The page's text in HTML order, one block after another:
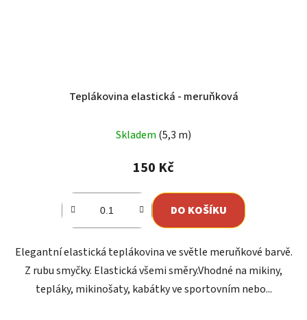
Teplákovina elastická - meruňková
Skladem (5,3 m)
150 Kč
DO KOŠÍKU
Elegantní elastická teplákovina ve světle meruňkové barvě.
Z rubu smyčky. Elastická všemi směry.Vhodné na mikiny,
tepláky, mikinošaty, kabátky ve sportovním nebo...